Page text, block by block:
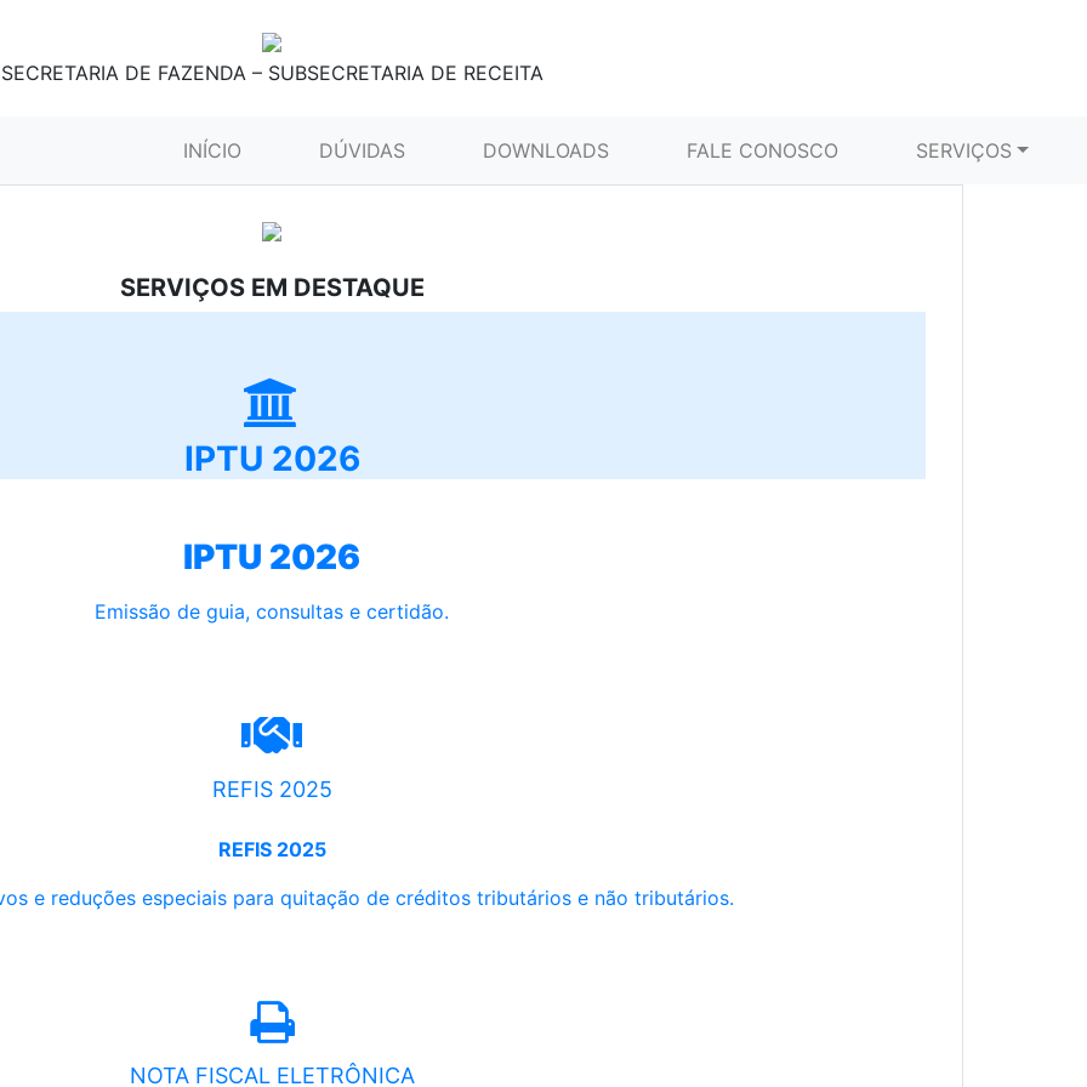
SECRETARIA DE FAZENDA – SUBSECRETARIA DE RECEITA
INÍCIO (CURRENT)DÚVIDAS DOWNLOADS FALE CONOSCO SERVIÇOS
SERVIÇOS EM DESTAQUE
IPTU 2026
IPTU 2026
Emissão de guia, consultas e certidão.
REFIS 2025
REFIS 2025
e reduções especiais para quitação de créditos tributários e não tributários.
NOTA FISCAL ELETRÔNICA